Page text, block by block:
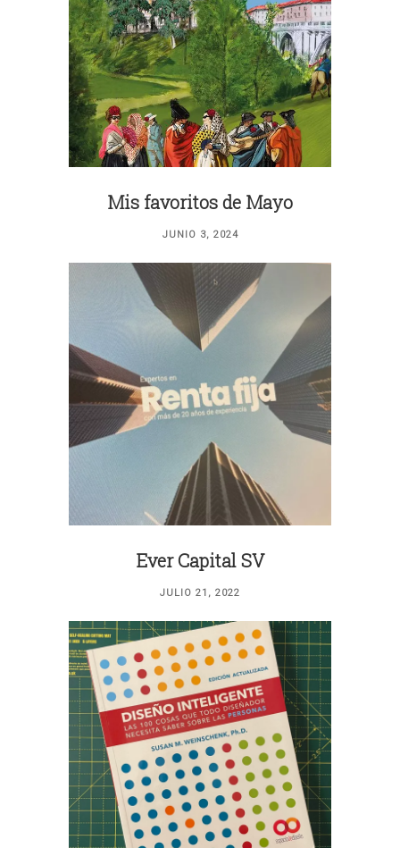
Mis favoritos de Mayo
JUNIO 3, 2024
Ever Capital SV
JULIO 21, 2022